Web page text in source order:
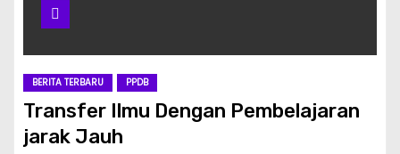
BERITA TERBARU PPDB
Transfer Ilmu Dengan Pembelajaran
jarak Jauh